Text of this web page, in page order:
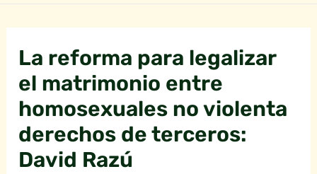
La reforma para legalizar
el matrimonio entre
homosexuales no violenta
derechos de terceros:
David Razú